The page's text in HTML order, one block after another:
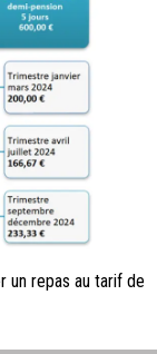
un repas au tarif de